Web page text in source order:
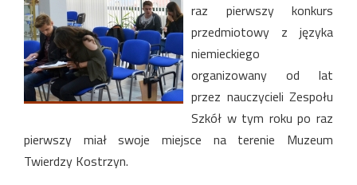
raz pierwszy konkurs
przedmiotowy z języka
niemieckiego
organizowany od lat
przez nauczycieli Zespołu
Szkół w tym roku po raz
pierwszy miał swoje miejsce na terenie Muzeum
Twierdzy Kostrzyn.